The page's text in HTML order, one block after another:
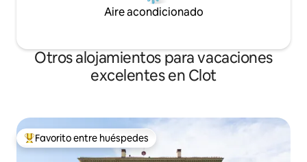
Aire acondicionado
Otros alojamientos para vacaciones
excelentes en Clot
Favorito entre huéspedes preferido
Favorito entre huéspedes